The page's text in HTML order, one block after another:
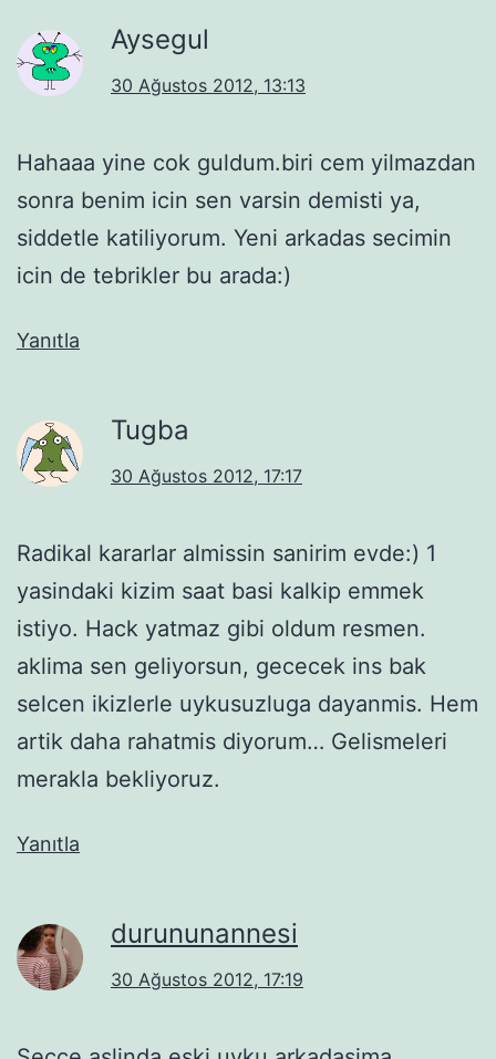
Aysegul
30 Ağustos 2012, 13:13
Hahaaa yine cok guldum.biri cem yilmazdan
sonra benim icin sen varsin demisti ya,
siddetle katiliyorum. Yeni arkadas secimin
icin de tebrikler bu arada:)
Yanıtla
Tugba
30 Ağustos 2012, 17:17
Radikal kararlar almissin sanirim evde:) 1
yasindaki kizim saat basi kalkip emmek
istiyo. Hack yatmaz gibi oldum resmen.
aklima sen geliyorsun, gececek ins bak
selcen ikizlerle uykusuzluga dayanmis. Hem
artik daha rahatmis diyorum… Gelismeleri
merakla bekliyoruz.
Yanıtla
durununannesi
30 Ağustos 2012, 17:19